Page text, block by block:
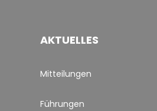
AKTUELLES
Mitteilungen
Führungen